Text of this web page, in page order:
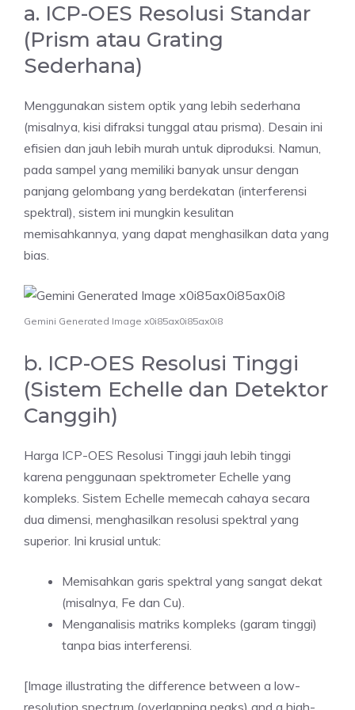
a. ICP-OES Resolusi Standar
(Prism atau Grating
Sederhana)
Menggunakan sistem optik yang lebih sederhana
(misalnya, kisi difraksi tunggal atau prisma). Desain ini
efisien dan jauh lebih murah untuk diproduksi. Namun,
pada sampel yang memiliki banyak unsur dengan
panjang gelombang yang berdekatan (interferensi
spektral), sistem ini mungkin kesulitan
memisahkannya, yang dapat menghasilkan data yang
bias.
Gemini Generated Image x0i85ax0i85ax0i8
b. ICP-OES Resolusi Tinggi
(Sistem Echelle dan Detektor
Canggih)
Harga ICP-OES Resolusi Tinggi jauh lebih tinggi
karena penggunaan spektrometer Echelle yang
kompleks. Sistem Echelle memecah cahaya secara
dua dimensi, menghasilkan resolusi spektral yang
superior. Ini krusial untuk:
Memisahkan garis spektral yang sangat dekat
(misalnya, Fe dan Cu).
Menganalisis matriks kompleks (garam tinggi)
tanpa bias interferensi.
[Image illustrating the difference between a low-
resolution spectrum (overlapping peaks) and a high-